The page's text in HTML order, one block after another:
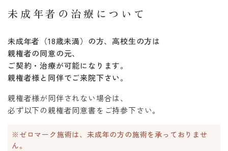
未成年者の治療について
未成年者（18歳未満）の方、高校生の方は
親権者の同意の元、
ご契約・治療が可能になります。
親権者様と同伴でご来院下さい。
親権者様が同伴されない場合は、
必ず以下の親権者同意書をご持参下さい。
※ゼロマーク施術は、未成年の方の施術を承っておりませ
ん。